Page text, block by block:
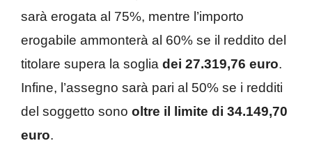
sarà erogata al 75%, mentre l’importo
erogabile ammonterà al 60% se il reddito del
titolare supera la soglia dei 27.319,76 euro.
Infine, l’assegno sarà pari al 50% se i redditi
del soggetto sono oltre il limite di 34.149,70
euro.